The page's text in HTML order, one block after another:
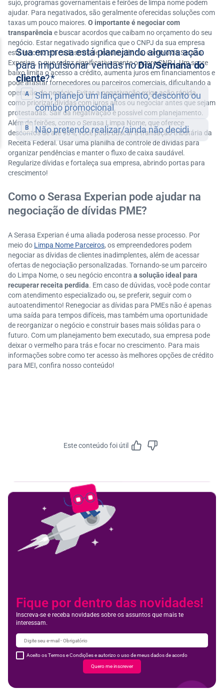
sujo, programas governamentais e feirões de limpa nome podem
ajudar. Para negativados, são geralmente oferecidas soluções com
taxas um pouco maiores. O importante é negociar com
transparência e buscar acordos que caibam no orçamento do seu
negócio. Estar negativado significa que o CNPJ da sua empresa
está inscrito em cadastros de inadimplência, como o da Serasa
Experian, o que reduz significativamente o score CNPJ. Um score
baixo limita o acesso a crédito, aumenta juros em financiamentos e
pode afastar fornecedores ou parceiros comerciais, dificultando a
operação do negócio. Evitar a negativação exige ação rápida,
como priorizar dívidas com juros altos ou negociar antes que sejam
protestadas. Sair da negativação é possível com planejamento.
Além de feirões, como o Serasa Limpa Nome, que oferece
descontos de até 90%, você pode buscar a transação tributária da
Receita Federal. Usar uma planilha de controle de dívidas para
organizar pendências e manter o fluxo de caixa saudável.
Regularize dívidas e fortaleça sua empresa, abrindo portas para
crescimento!
Como o Serasa Experian pode ajudar na
negociação de dívidas PME?
A Serasa Experian é uma aliada poderosa nesse processo. Por
meio do Limpa Nome Parceiros, os empreendedores podem
negociar as dívidas de clientes inadimplentes, além de acessar
ofertas de negociação personalizadas. Tornando-se um parceiro
do Limpa Nome, o seu negócio encontra a solução ideal para
recuperar receita perdida. Em caso de dúvidas, você pode contar
com atendimento especializado ou, se preferir, seguir com o
autoatendimento! Renegociar as dívidas para PMEs não é apenas
uma saída para tempos difíceis, mas também uma oportunidade
de reorganizar o negócio e construir bases mais sólidas para o
futuro. Com um planejamento bem executado, sua empresa pode
deixar o vermelho para trás e focar no crescimento. Para mais
informações sobre como ter acesso às melhores opções de crédito
para MEI, confira nosso conteúdo!
Este conteúdo foi útil
Fique por dentro das novidades!
Inscreva-se e receba novidades sobre os assuntos que mais te
interessam.
Aceito os Termos e Condições e autorizo o uso de meus dados de acordo
Quero me inscrever